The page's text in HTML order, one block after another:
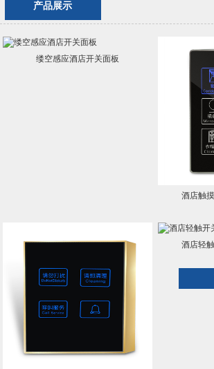
产品展示
缕空感应酒店开关面板
酒店触
酒店轻